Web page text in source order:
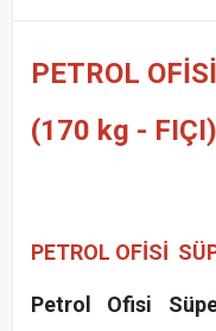
PETROL
(170 kg - FIÇI)
PETROL OFİSİ
Petrol Ofisi